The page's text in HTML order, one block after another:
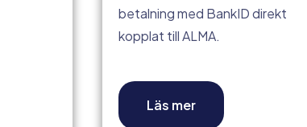
betalning med BankID direkt
kopplat till ALMA.
Läs mer